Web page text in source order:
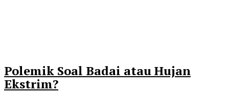
Polemik Soal Badai atau Hujan
Ekstrim?